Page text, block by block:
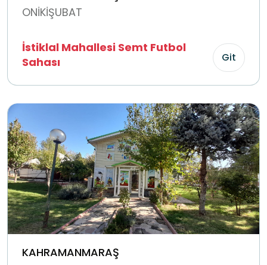
ONİKİŞUBAT
İstiklal Mahallesi Semt Futbol
Sahası
Git
KAHRAMANMARAŞ